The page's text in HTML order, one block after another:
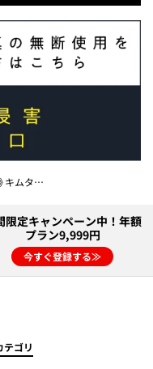
政謀議"を暴く
限定キャンペーン中！年額
プラン9,999円
今すぐ登録する≫
テゴリ